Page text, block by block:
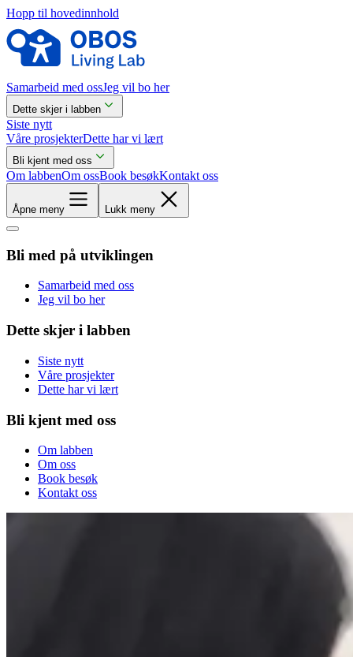
Hopp til hovedinnhold
Samarbeid med ossJeg vil bo her
Dette skjer i labben
Siste nytt
Våre prosjekterDette har vi lært
Bli kjent med oss
Om labbenOm ossBook besøkKontakt oss
Åpne meny Lukk meny
Bli med på utviklingen
Samarbeid med oss
Jeg vil bo her
Dette skjer i labben
Siste nytt
Våre prosjekter
Dette har vi lært
Bli kjent med oss
Om labben
Om oss
Book besøk
Kontakt oss